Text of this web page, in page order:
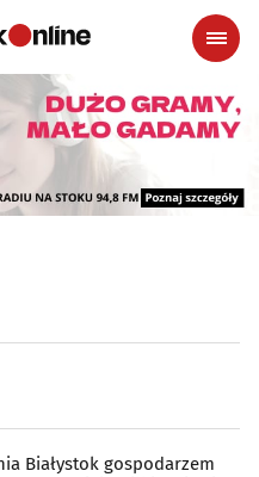
Białystok gospodarzem